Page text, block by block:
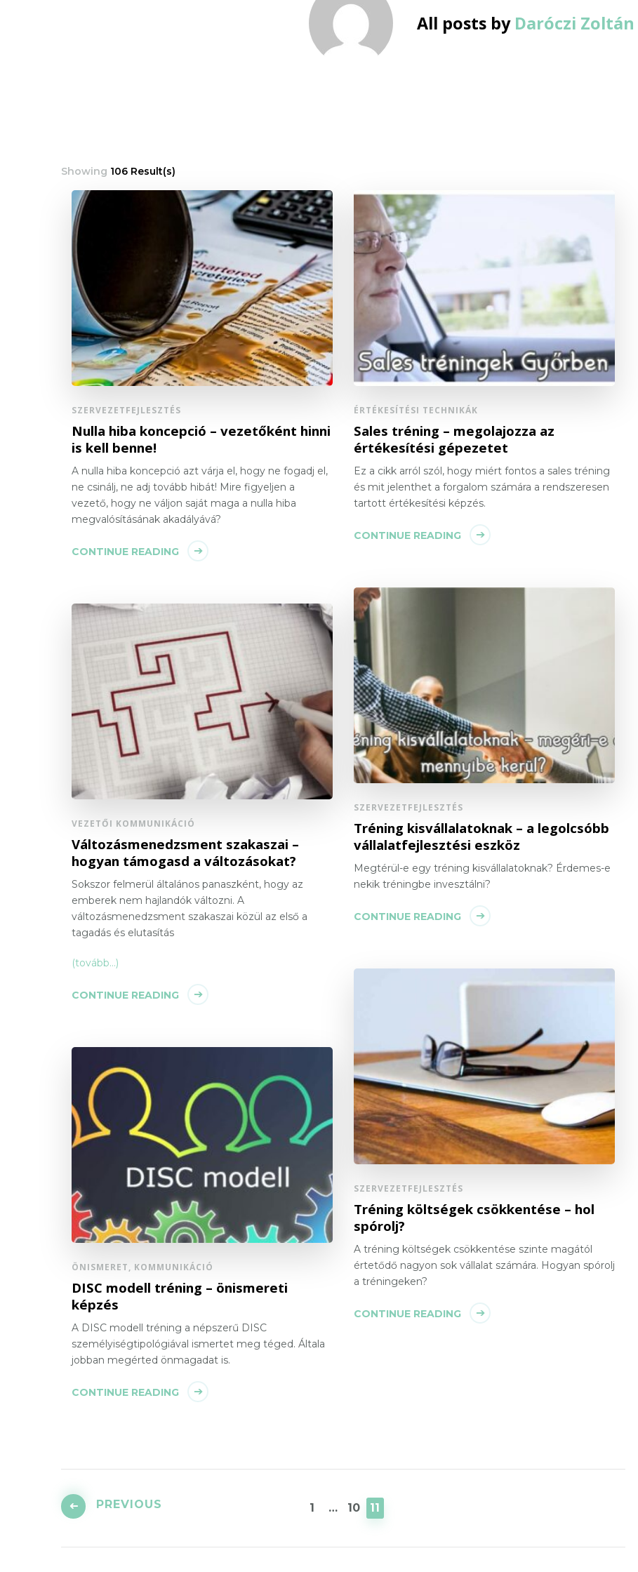
All posts by Daróczi Zoltán
Showing 106 Result(s)
SZERVEZETFEJLESZTÉS
Nulla hiba koncepció – vezetőként hinni
is kell benne!
A nulla hiba koncepció azt várja el, hogy ne fogadj el,
ne csinálj, ne adj tovább hibát! Mire figyeljen a
vezető, hogy ne váljon saját maga a nulla hiba
megvalósításának akadályává?
CONTINUE READING
ÉRTÉKESÍTÉSI TECHNIKÁK
Sales tréning – megolajozza az
értékesítési gépezetet
Ez a cikk arról szól, hogy miért fontos a sales tréning
és mit jelenthet a forgalom számára a rendszeresen
tartott értékesítési képzés.
CONTINUE READING
SZERVEZETFEJLESZTÉS
Tréning kisvállalatoknak – a legolcsóbb
vállalatfejlesztési eszköz
Megtérül-e egy tréning kisvállalatoknak? Érdemes-e
nekik tréningbe invesztálni?
CONTINUE READING
VEZETŐI KOMMUNIKÁCIÓ
Változásmenedzsment szakaszai –
hogyan támogasd a változásokat?
Sokszor felmerül általános panaszként, hogy az
emberek nem hajlandók változni. A
változásmenedzsment szakaszai közül az első a
tagadás és elutasítás
(tovább…)
CONTINUE READING
SZERVEZETFEJLESZTÉS
Tréning költségek csökkentése – hol
spórolj?
A tréning költségek csökkentése szinte magától
értetődő nagyon sok vállalat számára. Hogyan spórolj
a tréningeken?
CONTINUE READING
ÖNISMERET, KOMMUNIKÁCIÓ
DISC modell tréning – önismereti
képzés
A DISC modell tréning a népszerű DISC
személyiségtipológiával ismertet meg téged. Általa
jobban megérted önmagadat is.
CONTINUE READING
lapozása
PREVIOUS PAGE
1 … PAGE
10 PAGE
11